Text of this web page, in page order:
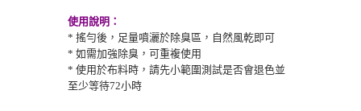
使用說明：
* 搖勻後，足量噴灑於除臭區， 自然風乾即可
* 如需加強除臭，可重複使用
* 使用於布料時，請先小範圍測試是否會退色並
至少等待72小時